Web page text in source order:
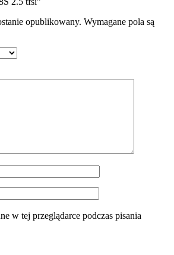
opublikowany. Wymagane pola są
w tej przeglądarce podczas pisania